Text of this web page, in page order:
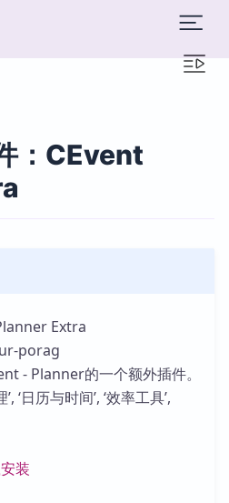
：CEvent
Extra
porag
- Planner的一个额外插件。
‘日历与时间’, ‘效率工具’,
装